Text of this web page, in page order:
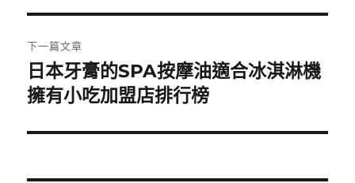
覽
文
章:
下一篇文章
下
一
文
日本牙膏的SPA按摩油適合冰淇淋機
擁有小吃加盟店排行榜